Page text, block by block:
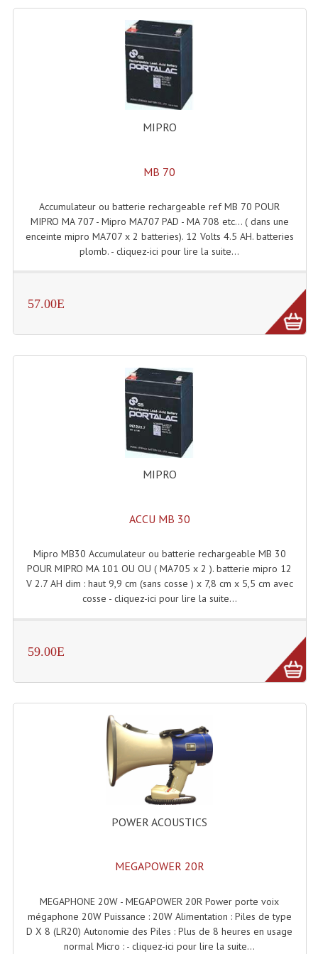
Angles Structure SD250
Angles Structure TRIO290
Angles Structure Triodéco
Angles Trio Steel Acier
Cercle Struct SCC Carre
Cercle Struct Triangulaire290
Grill Auto-Porté
Monotubes Et Angles 50mm
Pendrillon Et Ossature
Pieds De Levage
Ponts - Portiques
Structures
Structures Carrées
Flight-Case (s) Et Accessoires
Flight Case Plasma Et Écran LCD
Flight Case Régie
Flight Cases Platine Disque. Lecteurs CD
Flight Malettes Consoles T. Mixages
Flight-Case Pour Contrôleur DJ
Malle Flight Multi-Usage
Meubles DJ
MIPRO
MB 70
Accumulateur ou batterie rechargeable ref MB 70 POUR
MIPRO MA 707 - Mipro MA707 PAD - MA 708 etc... ( dans une
enceinte mipro MA707 x 2 batteries). 12 Volts 4.5 AH. batteries
plomb. - cliquez-ici pour lire la suite...
57.00E
MIPRO
ACCU MB 30
Mipro MB30 Accumulateur ou batterie rechargeable MB 30
POUR MIPRO MA 101 OU OU ( MA705 x 2 ). batterie mipro 12
V 2.7 AH dim : haut 9,9 cm (sans cosse ) x 7,8 cm x 5,5 cm avec
cosse - cliquez-ici pour lire la suite...
59.00E
POWER ACOUSTICS
MEGAPOWER 20R
MEGAPHONE 20W - MEGAPOWER 20R Power porte voix
mégaphone 20W Puissance : 20W Alimentation : Piles de type
D X 8 (LR20) Autonomie des Piles : Plus de 8 heures en usage
normal Micro : - cliquez-ici pour lire la suite...